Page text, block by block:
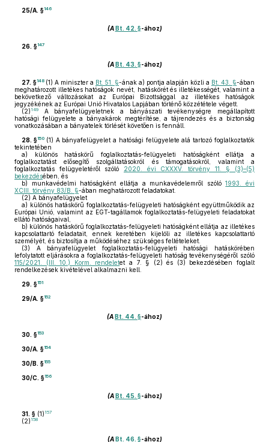
25/A. §146
(ABt. 42. §-ához)
26. §147
(ABt. 43. §-ához)
27. §148 (1) A miniszter a Bt. 51. §-ának a) pontja alapján közli a Bt. 43. §-ában
meghatározott illetékes hatóságok nevét, hatáskörét és illetékességét, valamint a
bekövetkező változásokat az Európai Bizottsággal az illetékes hatóságok
jegyzékének az Európai Unió Hivatalos Lapjában történő közzététele végett.
(2) 149
A bányafelügyeletnek a bányászati tevékenységre megállapított
hatósági felügyelete a bányakárok megtérítése, a tájrendezés és a biztonság
vonatkozásában a bányatelek törlését követően is fennáll.
28. §150 (1) A bányafelügyelet a hatósági felügyelete alá tartozó foglalkoztatók
tekintetében
a) különös hatáskörű foglalkoztatás-felügyeleti hatóságként ellátja a
foglalkoztatást elősegítő szolgáltatásokról és támogatásokról, valamint a
foglalkoztatás felügyeletéről szóló 2020. évi CXXXV. törvény 11. § (3)–(5)
bekezdésében, és
b) munkavédelmi hatóságként ellátja a munkavédelemről szóló1993. évi
XCIII. törvény 83/B. §-ában meghatározott feladatokat.
(2) A bányafelügyelet
a) különös hatáskörű foglalkoztatás-felügyeleti hatóságként együttműködik az
Európai Unió, valamint az EGT-tagállamok foglalkoztatás-felügyeleti feladatokat
ellátó hatóságaival,
b) különös hatáskörű foglalkoztatás-felügyeleti hatóságként ellátja az illetékes
kapcsolattartó feladatait, ennek keretében kijelöli az illetékes kapcsolattartó
személyét, és biztosítja a működéséhez szükséges feltételeket.
(3) A bányafelügyelet foglalkoztatás-felügyeleti hatósági hatáskörében
lefolytatott eljárásokra a foglalkoztatás-felügyeleti hatóság tevékenységéről szóló
115/2021. (III. 10.) Korm. rendeletet a 7. § (2) és (3) bekezdésében foglalt
rendelkezések kivételével alkalmazni kell.
29. §151
29/A. §152
(ABt. 44. §-ához)
30. §153
30/A. §154
30/B. §155
30/C. §156
(ABt. 45. §-ához)
31. § (1) 157
(2) 158
(ABt. 46. §-ához)